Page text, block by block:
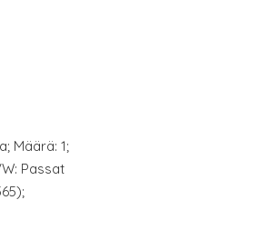
Määrä: 1;
Passat